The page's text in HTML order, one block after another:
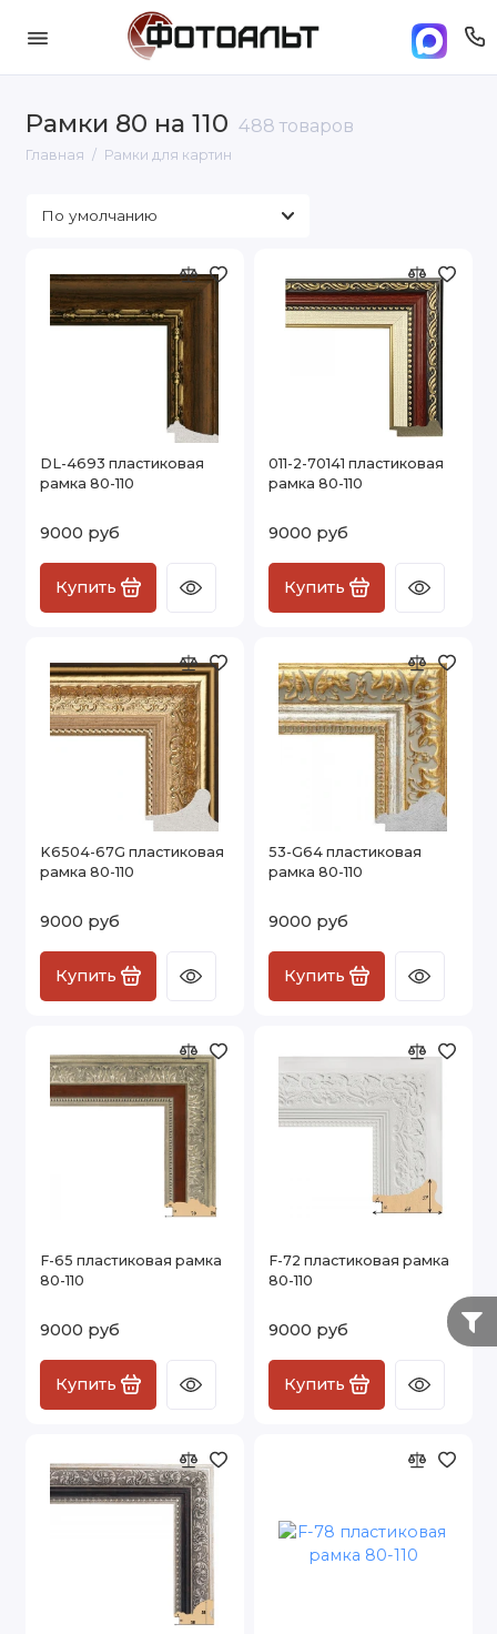
Рамки 80 на 110 488 товаров
Главная Рамки для картин
DL-4693 пластиковая
рамка 80-110
9000 руб
Купить
011-2-70141 пластиковая
рамка 80-110
9000 руб
Купить
K6504-67G пластиковая
рамка 80-110
9000 руб
Купить
53-G64 пластиковая
рамка 80-110
9000 руб
Купить
F-65 пластиковая рамка
80-110
9000 руб
Купить
F-72 пластиковая рамка
80-110
9000 руб
Купить